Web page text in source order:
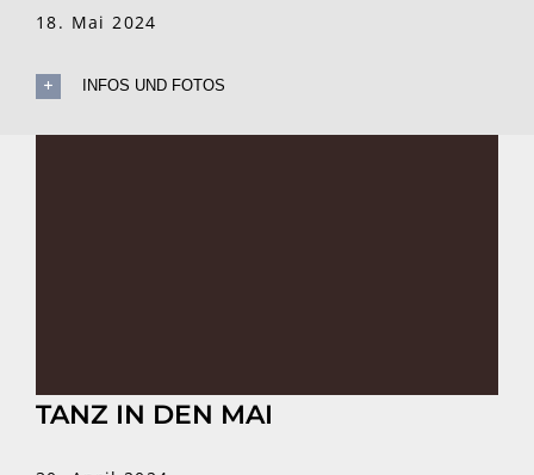
18. Mai 2024
INFOS UND FOTOS
TANZ IN DEN MAI